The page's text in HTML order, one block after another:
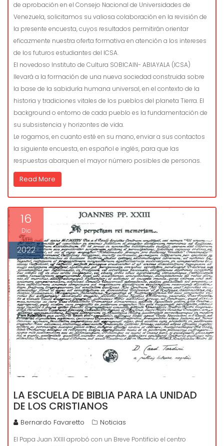
de aprobación en el Consejo Nacional de Universidades de
Venezuela, solicitamos su valiosa colaboración en la revisión de
la presente encuesta, cuyos resultados permitirán orientar
eficazmente nuestra oferta formativa en atención a los intereses
de los futuros estudiantes del ICSA.
El novedoso Instituto de Cultura SOBICAIN- ABIAYALA (ICSA)
llevará a la formación de una nueva sociedad construida sobre
la base de la sabiduría humana universal, en el contexto de la
historia y tradiciones vitales de los pueblos del planeta Tierra. El
background o entorno de cada pueblo es la fundamentación de
su subsistencia y horizontes de vida.
Le rogamos, en cuanto esté en su mano, enviar a sus contactos
la siguiente encuesta, en español e inglés, para que las
respuestas abarquen el mayor número posibles de personas.
Read More
16
Dic
2022
LA ESCUELA DE BIBLIA PARA LA UNIDAD
DE LOS CRISTIANOS
Bernardo Favaretto Noticias
El Papa Juan XXIII aprobó con un Breve Pontificio el centro